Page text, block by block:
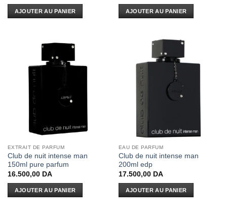
AJOUTER AU PANIER AJOUTER AU PANIER
EXTRAIT DE PARFUM
Club de nuit intense man
150ml pure parfum
16.500,00 DA
AJOUTER AU PANIER
EAU DE PARFUM
Club de nuit intense man
200ml edp
17.500,00 DA
AJOUTER AU PANIER